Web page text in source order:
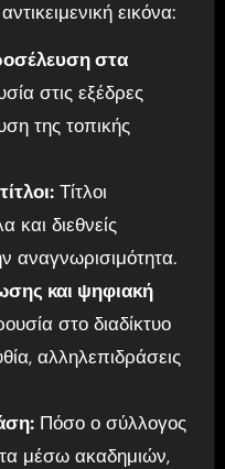
εικόνα:
στα
στις εξέδρες
της τοπικής
Τίτλοι
διεθνείς
αναγνωρισιμότητα.
και ψηφιακή
στο διαδίκτυο
αλληλεπιδράσεις
Πόσο ο σύλλογος
μέσω ακαδημιών,